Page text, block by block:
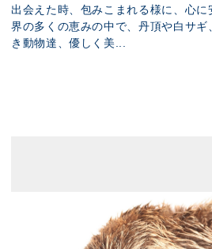
出会えた時、包みこまれる様に、心に
界の多くの恵みの中で、丹頂や白サ
き動物達、優しく美...